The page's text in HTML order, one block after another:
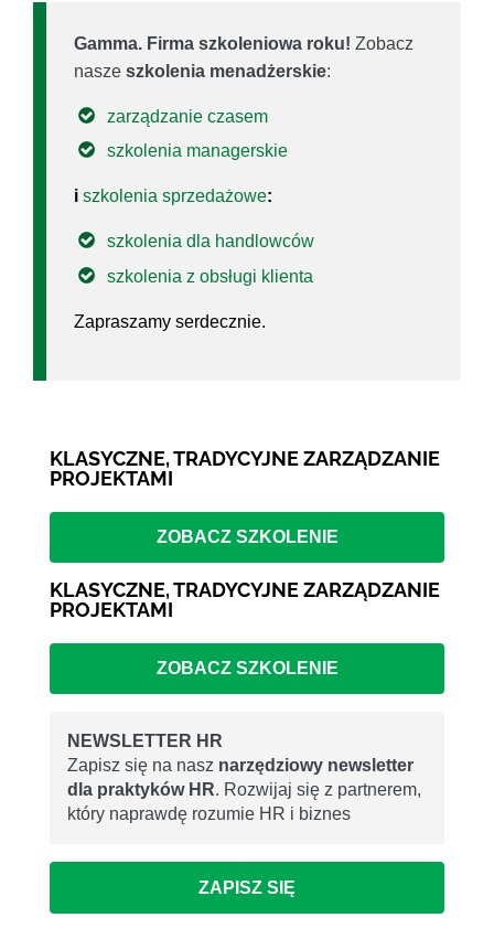
Gamma. Firma szkoleniowa roku! Zobacz
nasze szkolenia menadżerskie:
zarządzanie czasem
szkolenia managerskie
i szkolenia sprzedażowe:
szkolenia dla handlowców
szkolenia z obsługi klienta
Zapraszamy serdecznie.
KLASYCZNE, TRADYCYJNE ZARZĄDZANIE
PROJEKTAMI
ZOBACZ SZKOLENIE
KLASYCZNE, TRADYCYJNE ZARZĄDZANIE
PROJEKTAMI
ZOBACZ SZKOLENIE
NEWSLETTER HR
Zapisz się na nasz narzędziowy newsletter
dla praktyków HR. Rozwijaj się z partnerem,
który naprawdę rozumie HR i biznes
ZAPISZ SIĘ